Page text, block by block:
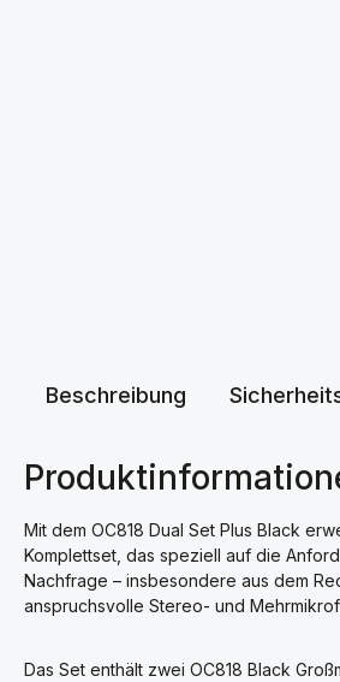
Beschreibung
Mit dem OC818 Dual Set Plus Black
Komplettset, das speziell auf die
Nachfrage – insbesondere aus dem
anspruchsvolle Stereo- und
Das Set enthält zwei OC818 Black